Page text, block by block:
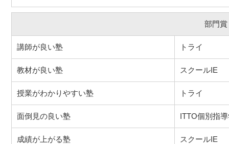
部門賞
講師が良い塾 トライ
教材が良い塾 スクールIE
授業がわかりやすい塾 トライ
面倒見の良い塾 ITTO個別指
成績が上がる塾 スクールIE